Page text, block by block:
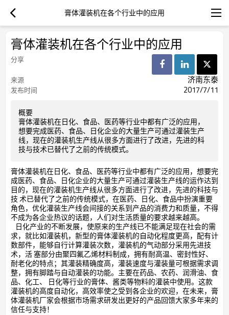
膏体灌装机在各个行业中的应用
膏体灌装机在各个行业中的应用
分享
来源
济南东泰
发布时间 2017/7/11
概要
膏体灌装机在日化、食品、医药等行业中都有广泛的应用，
想要完成医药、食品、日化企业的大量生产可通过灌装生产
线，现在的灌装机生产线从很多方面进行了改进，先进的科
技与技术已替代了之前的传统模式。
膏体灌装机在日化、食品、医药等行业中都有广泛的应用，想要完
成医药、食品、日化企业的大量生产可通过灌装生产线的运作达到
目的，现在的灌装机生产线从很多方面进行了改进，先进的科技与
技 术已替代了之前的传统模式，在医药、日化、食品中扮演重要
角色，优化灌装生产线会间接的关系到产品的消费力和质量，不得
不成为各企业热议的话题，人们对生活质量的要求越来越高。
日化产业的不断发展，使原来的生产线已不能满足现在社会的需
求，就比如灌装机，新型的膏体灌装机的自动化程度更高，配有计
数部件，能够自行计算灌装次数，灌装机的气动部分采用先进技
术，活 塞部分由聚四氟乙烯材料制成，拥有耐高温、密封性好、
耐老化的特点；其灌装精确度高，灌装速度与灌装量可根据需求调
整，拥有脚踏与自动灌装的功能。主要在药品、农药、润滑油、食
品、化工、 日化等行业的膏体、酱类等物料的灌装中使用。这款
灌装机的高度自动化，高效率使之受到各企业的欢迎，在未来，膏
体灌装机厂家会根据市场需求研发出更好的产品回馈大家多年来的
信任与支持！